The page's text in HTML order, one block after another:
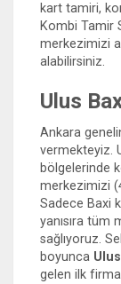
kart tamiri,
Kombi Tamir
merkezimizi
alabilirsiniz.
Ulus
Ankara
vermekteyiz.
bölgelerinde
merkezimizi
Sadece Baxi
yanısıra tüm
sağlıyoruz.
boyunca
gelen ilk firma